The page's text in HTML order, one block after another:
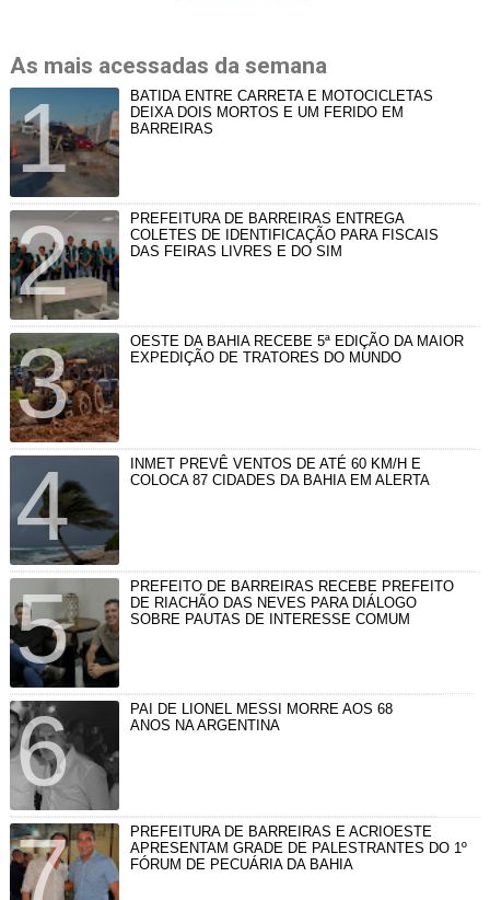
As mais acessadas da semana
BATIDA ENTRE CARRETA E MOTOCICLETAS
DEIXA DOIS MORTOS E UM FERIDO EM
BARREIRAS
PREFEITURA DE BARREIRAS ENTREGA
COLETES DE IDENTIFICAÇÃO PARA FISCAIS
DAS FEIRAS LIVRES E DO SIM
OESTE DA BAHIA RECEBE 5ª EDIÇÃO DA MAIOR
EXPEDIÇÃO DE TRATORES DO MUNDO
INMET PREVÊ VENTOS DE ATÉ 60 KM/H E
COLOCA 87 CIDADES DA BAHIA EM ALERTA
PREFEITO DE BARREIRAS RECEBE PREFEITO
DE RIACHÃO DAS NEVES PARA DIÁLOGO
SOBRE PAUTAS DE INTERESSE COMUM
PAI DE LIONEL MESSI MORRE AOS 68
ANOS NA ARGENTINA
PREFEITURA DE BARREIRAS E ACRIOESTE
APRESENTAM GRADE DE PALESTRANTES DO 1º
FÓRUM DE PECUÁRIA DA BAHIA